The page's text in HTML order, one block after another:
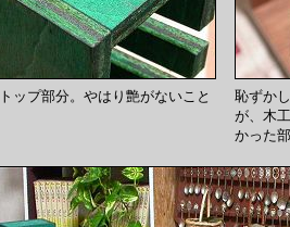
ップ部分。やはり艶がないこと
恥ずか
が、木
かった